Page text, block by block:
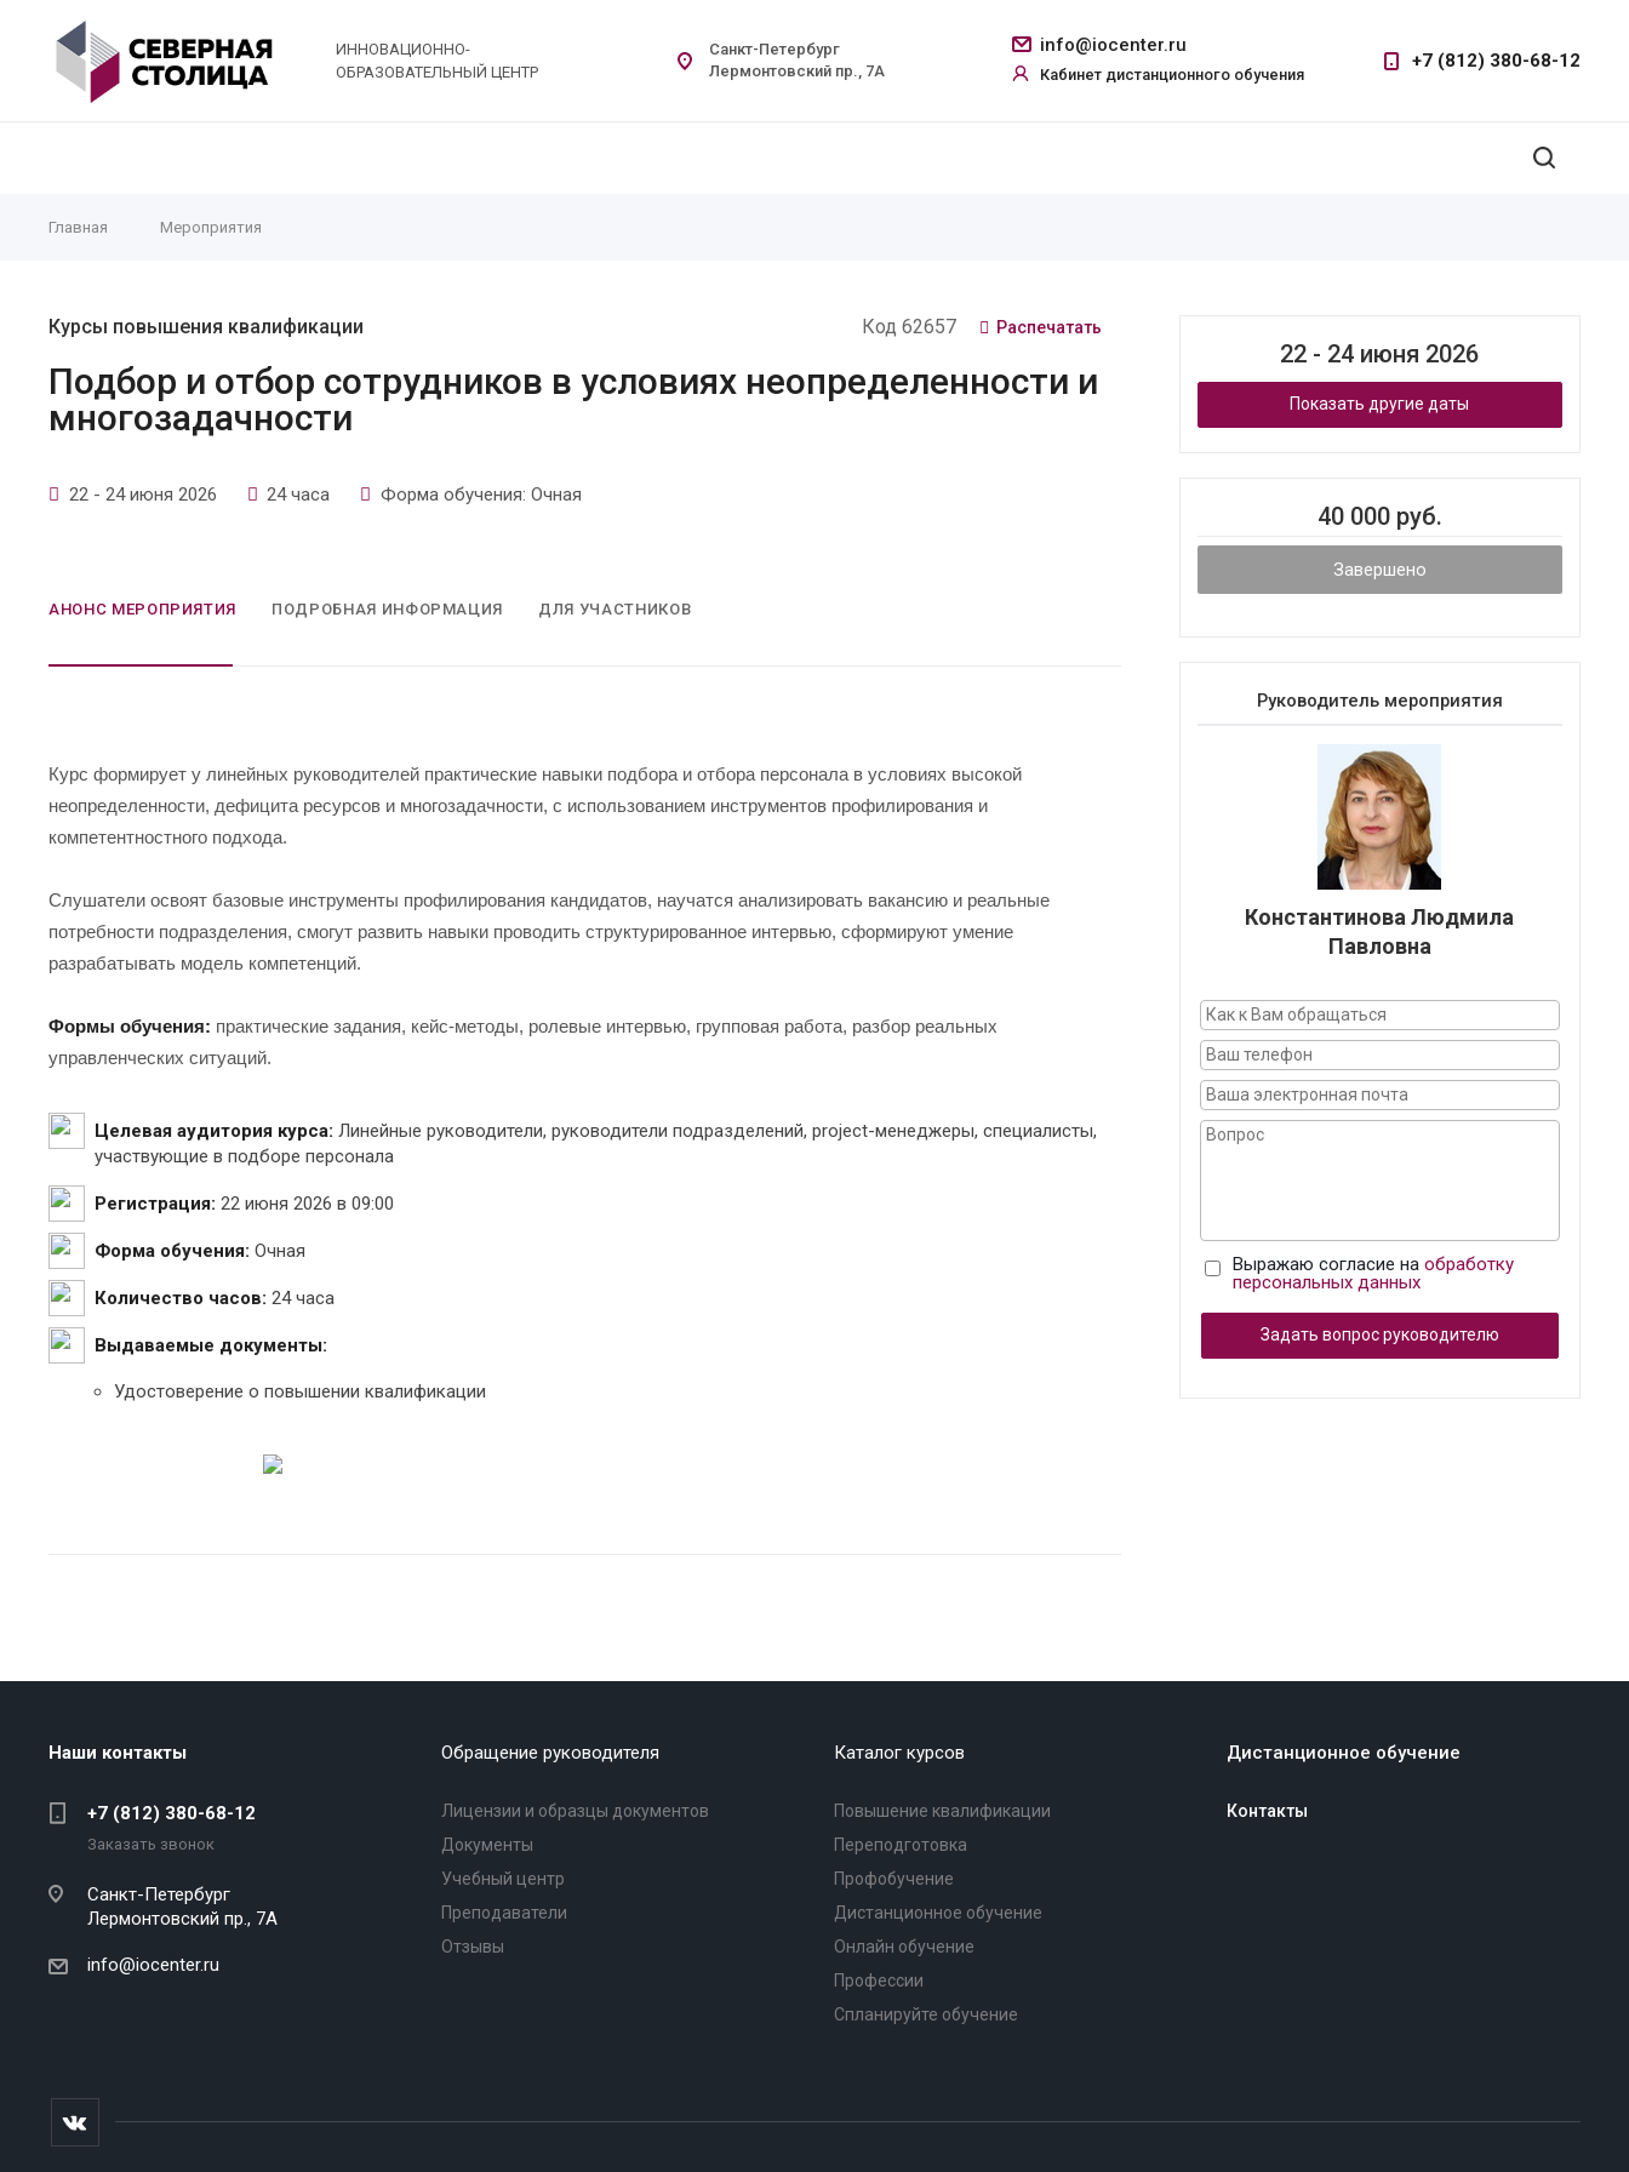
ИННОВАЦИОННО-
ОБРАЗОВАТЕЛЬНЫЙ ЦЕНТР
info@iocenter.ru
Кабинет дистанционного обучения
+7 (812) 380-68-12
Санкт-Петербург
Лермонтовский пр., 7А
Главная Мероприятия
Курсы повышения квалификации Код 62657 Распечатать
Подбор и отбор сотрудников в условиях неопределенности и
многозадачности
22 - 24 июня 2026 24 часа Форма обучения: Очная
АНОНС МЕРОПРИЯТИЯ ПОДРОБНАЯ ИНФОРМАЦИЯ ДЛЯ УЧАСТНИКОВ
Курс формирует у линейных руководителей практические навыки подбора и отбора персонала в условиях высокой
неопределенности, дефицита ресурсов и многозадачности, с использованием инструментов профилирования и
компетентностного подхода.
Слушатели освоят базовые инструменты профилирования кандидатов, научатся анализировать вакансию и реальные
потребности подразделения, смогут развить навыки проводить структурированное интервью, сформируют умение
разрабатывать модель компетенций.
Формы обучения: практические задания, кейс-методы, ролевые интервью, групповая работа, разбор реальных
управленческих ситуаций.
Целевая аудитория курса: Линейные руководители, руководители подразделений, project-менеджеры, специалисты,
участвующие в подборе персонала
Регистрация: 22 июня 2026 в 09:00
Форма обучения: Очная
Количество часов: 24 часа
Выдаваемые документы:
Удостоверение о повышении квалификации
22 - 24 июня 2026
Показать другие даты
40 000 руб.
Завершено
Руководитель мероприятия
Константинова Людмила
Павловна
Выражаю согласие на обработку
персональных данных
Задать вопрос руководителю
Наши контакты
+7 (812) 380-68-12
Заказать звонок
Санкт-Петербург
Лермонтовский пр., 7А
info@iocenter.ru
Обращение руководителя
Лицензии и образцы документов
Документы
Учебный центр
Преподаватели
Отзывы
Каталог курсов
Повышение квалификации
Переподготовка
Профобучение
Дистанционное обучение
Онлайн обучение
Профессии
Спланируйте обучение
Дистанционное обучение
Контакты